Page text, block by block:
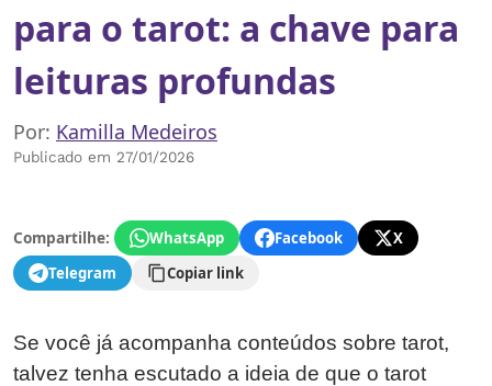
para o tarot: a chave para
leituras profundas
Por: Kamilla Medeiros
Publicado em 27/01/2026
Compartilhe: WhatsApp Facebook
X
Telegram
Copiar link
Se você já acompanha conteúdos sobre tarot,
talvez tenha escutado a ideia de que o tarot